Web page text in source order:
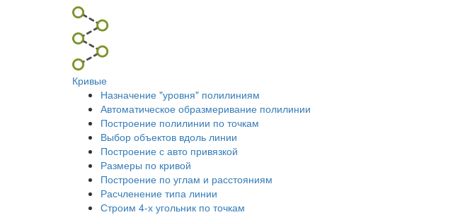
Кривые
Назначение "уровня" полилиниям
Автоматическое образмеривание полилинии
Построение полилинии по точкам
Выбор объектов вдоль линии
Построение с авто привязкой
Размеры по кривой
Построение по углам и расстояниям
Расчленение типа линии
Строим 4-х угольник по точкам